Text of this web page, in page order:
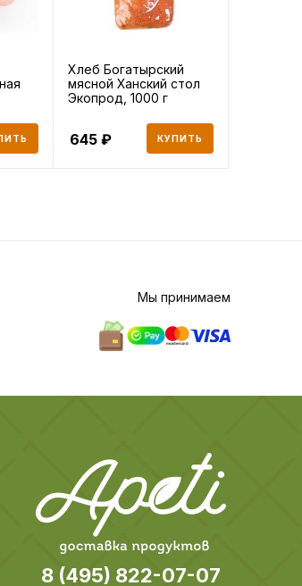
Хлеб Богатырский
мясной Ханский стол
Экопрод, 1000 г
645 КУПИТЬ
Мы принимаем
8 (495) 822-07-07